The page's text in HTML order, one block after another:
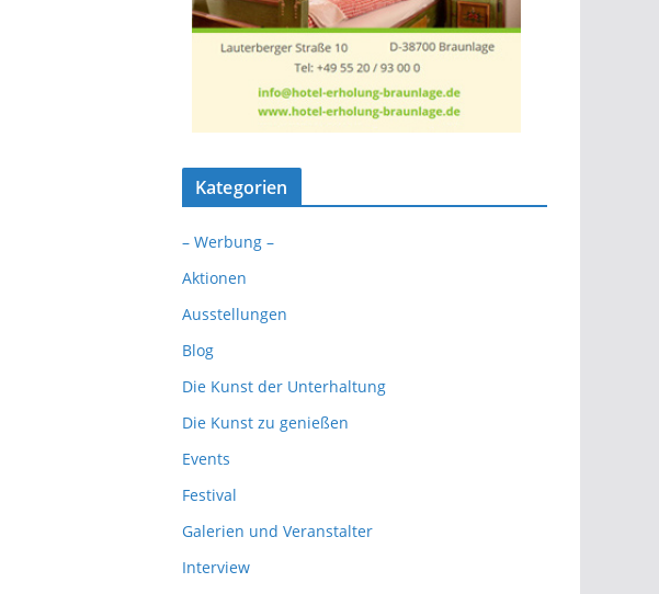
Kategorien
– Werbung –
Aktionen
Ausstellungen
Blog
Die Kunst der Unterhaltung
Die Kunst zu genießen
Events
Festival
Galerien und Veranstalter
Interview